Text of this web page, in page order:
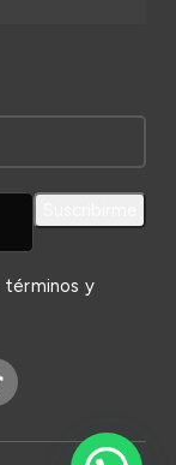
términos y